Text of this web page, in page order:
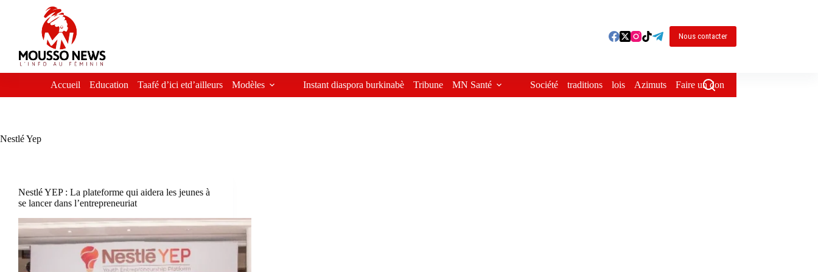
Nous contacter
Accueil Education Taafé d’ici etd’ailleurs Modèles Instant diaspora burkinabè Tribune MN Santé Société traditions lois Azimuts Faire un don
Nestlé Yep
Nestlé YEP : La plateforme qui aidera les jeunes à
se lancer dans l’entrepreneuriat